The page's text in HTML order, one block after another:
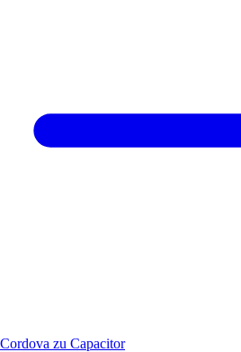
Cordova zu Capacitor